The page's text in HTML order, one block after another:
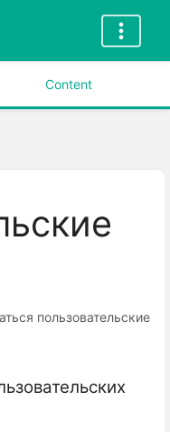
Content
пользовательские